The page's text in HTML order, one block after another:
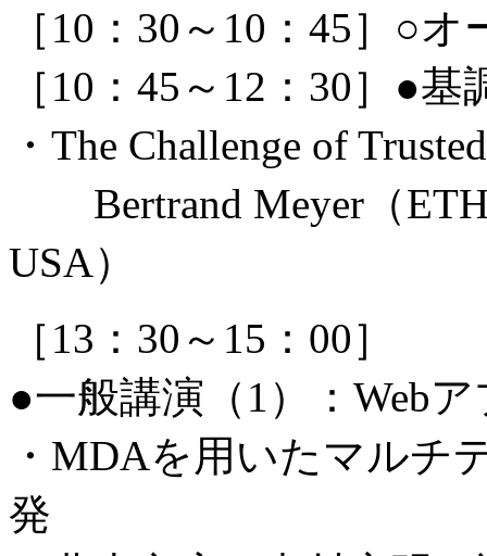
［10：30～10：45］○
［10：45～12：30］●基
・The Challenge of
Bertrand Meyer（ETH,
USA）
［13：30～15：00］
●一般講演（1）：Web
・MDAを用いたマルチ
発